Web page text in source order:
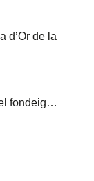
d’Or de la
fondeig…